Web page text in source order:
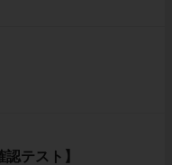
テスト】